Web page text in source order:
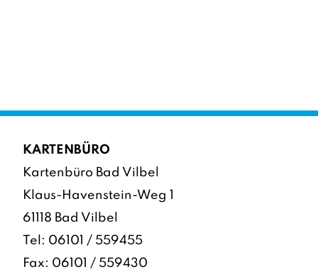
KARTENBÜRO
Kartenbüro Bad Vilbel
Klaus-Havenstein-Weg 1
61118 Bad Vilbel
Tel: 06101 / 559455
Fax: 06101 / 559430